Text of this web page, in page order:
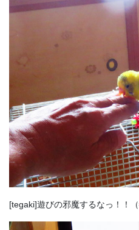
[tegaki]遊びの邪魔するなっ！！